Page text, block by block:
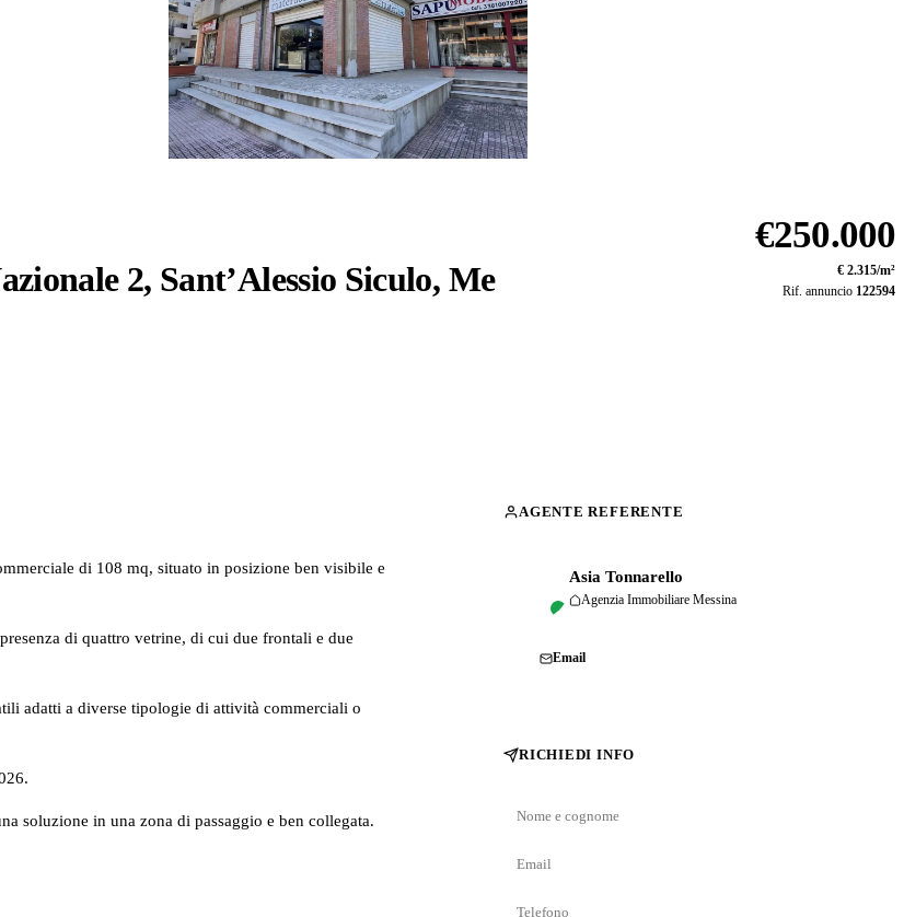
2, Sant’Alessio Siculo, Me
€250.000
€ 2.315/m²
Rif. annuncio 122594
di 108 mq, situato in posizione ben visibile e
di quattro vetrine, di cui due frontali e due
adatti a diverse tipologie di attività commerciali o
soluzione in una zona di passaggio e ben collegata.
AGENTE REFERENTE
Asia Tonnarello
Agenzia Immobiliare Messina
Email
RICHIEDI INFO
Nome
cognome
Email
Telefono